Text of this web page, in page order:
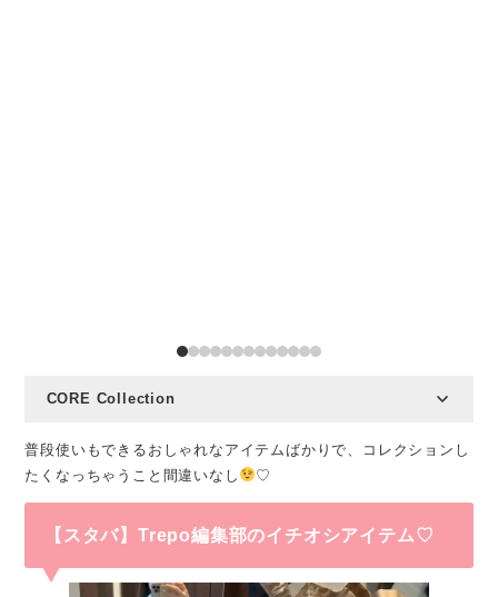
CORE Collection
普段使いもできるおしゃれなアイテムばかりで、コレクションし
たくなっちゃうこと間違いなし
♡
【スタバ】Trepo編集部のイチオシアイテム♡